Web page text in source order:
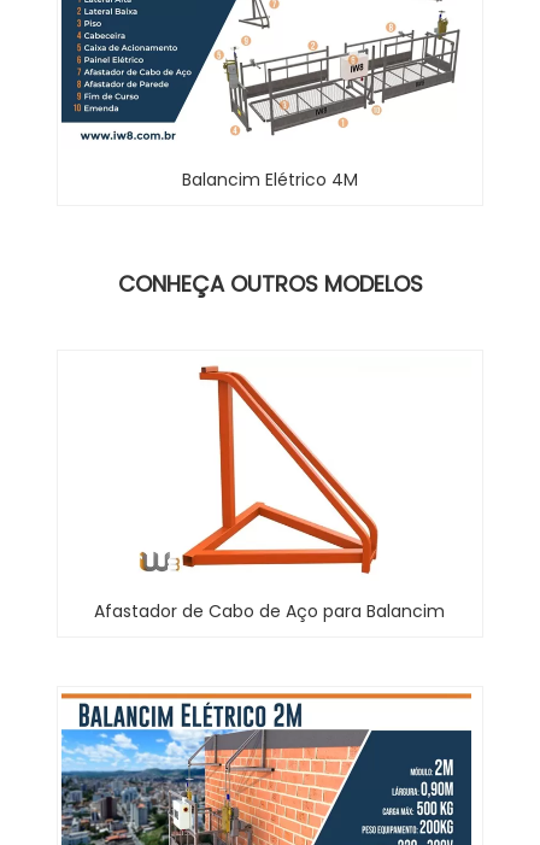
Balancim Elétrico 4M
CONHEÇA OUTROS MODELOS
Afastador de Cabo de Aço para Balancim